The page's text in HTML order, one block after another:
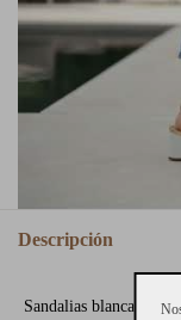
Descripción
Sandalias blancas y